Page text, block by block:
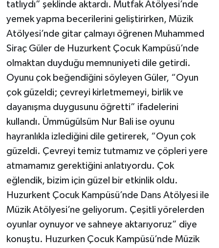
tatlıydı” şeklinde aktardı. Mutfak Atölyesi’nde
yemek yapma becerilerini geliştirirken, Müzik
Atölyesi’nde gitar çalmayı öğrenen Muhammed
Siraç Güler de Huzurkent Çocuk Kampüsü’nde
olmaktan duyduğu memnuniyeti dile getirdi.
Oyunu çok beğendiğini söyleyen Güler, “Oyun
çok güzeldi; çevreyi kirletmemeyi, birlik ve
dayanışma duygusunu öğretti” ifadelerini
kullandı. Ümmügülsüm Nur Bali ise oyunu
hayranlıkla izlediğini dile getirerek, “Oyun çok
güzeldi. Çevreyi temiz tutmamız ve çöpleri yere
atmamamız gerektiğini anlatıyordu. Çok
eğlendik, bizim için güzel bir etkinlik oldu.
Huzurkent Çocuk Kampüsü’nde Dans Atölyesi ile
Müzik Atölyesi’ne geliyorum. Çeşitli yörelerden
oyunlar oynuyor ve sahneye aktarıyoruz” diye
konuştu. Huzurken Çocuk Kampüsü’nde Müzik